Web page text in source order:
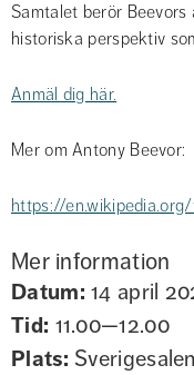
Samtalet berör
historiska perspektiv
Anmäl dig här.
Mer om Antony Beevor:
https://
Mer information
Datum: 14 april
Tid: 11.00—12.00
Plats: Sverigesalen